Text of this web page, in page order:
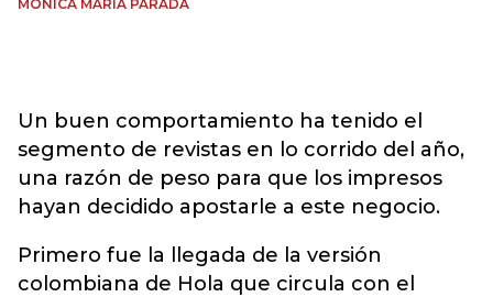
MÓNICA MARÍA PARADA
Un buen comportamiento ha tenido el
segmento de revistas en lo corrido del año,
una razón de peso para que los impresos
hayan decidido apostarle a este negocio.
Primero fue la llegada de la versión
colombiana de Hola que circula con el